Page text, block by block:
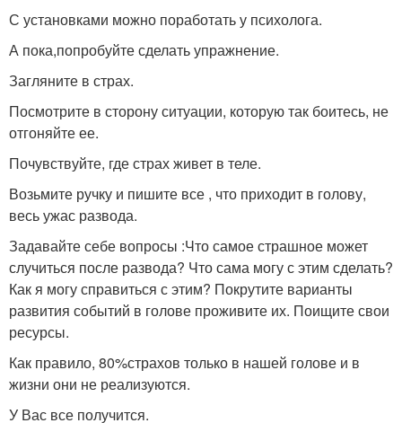
С установками можно поработать у психолога.
А пока,попробуйте сделать упражнение.
Загляните в страх.
Посмотрите в сторону ситуации, которую так боитесь, не
отгоняйте ее.
Почувствуйте, где страх живет в теле.
Возьмите ручку и пишите все , что приходит в голову,
весь ужас развода.
Задавайте себе вопросы :Что самое страшное может
случиться после развода? Что сама могу с этим сделать?
Как я могу справиться с этим? Покрутите варианты
развития событий в голове проживите их. Поищите свои
ресурсы.
Как правило, 80%страхов только в нашей голове и в
жизни они не реализуются.
У Вас все получится.